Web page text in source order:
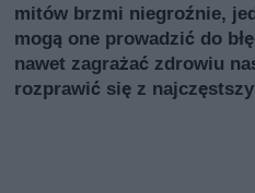
mitów brzmi niegroźnie,
mogą one prowadzić do
nawet zagrażać zdrowiu
rozprawić się z